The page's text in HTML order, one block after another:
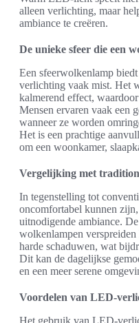
alleen verlichting, maar
ambiance te creëren.
De unieke sfeer die een
Een sfeerwolkenlamp
verlichting vaak mist. Het
kalmerend effect,
Mensen ervaren vaak een
wanneer ze worden
Het is een prachtige
om een woonkamer,
Vergelijking met
In tegenstelling tot
oncomfortabel kunnen
uitnodigende ambiance.
wolkenlampen
harde schaduwen, wat
Dit kan de dagelijkse
en een meer serene
Voordelen van LED-
Het gebruik van LED-